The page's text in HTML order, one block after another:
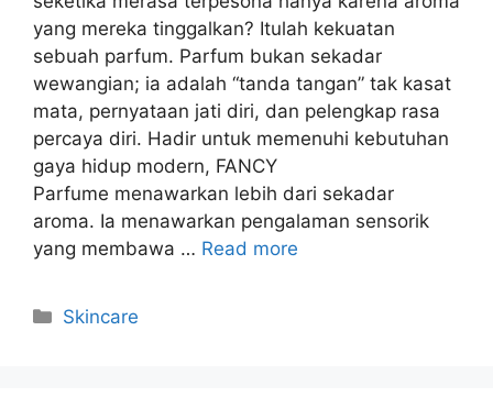
yang mereka tinggalkan? Itulah kekuatan
sebuah parfum. Parfum bukan sekadar
wewangian; ia adalah “tanda tangan” tak kasat
mata, pernyataan jati diri, dan pelengkap rasa
percaya diri. Hadir untuk memenuhi kebutuhan
gaya hidup modern, FANCY
Parfume menawarkan lebih dari sekadar
aroma. Ia menawarkan pengalaman sensorik
yang membawa … Read more
Kategori
Skincare